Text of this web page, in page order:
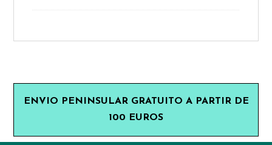
ENVIO PENINSULAR GRATUITO A PARTIR DE
100 EUROS